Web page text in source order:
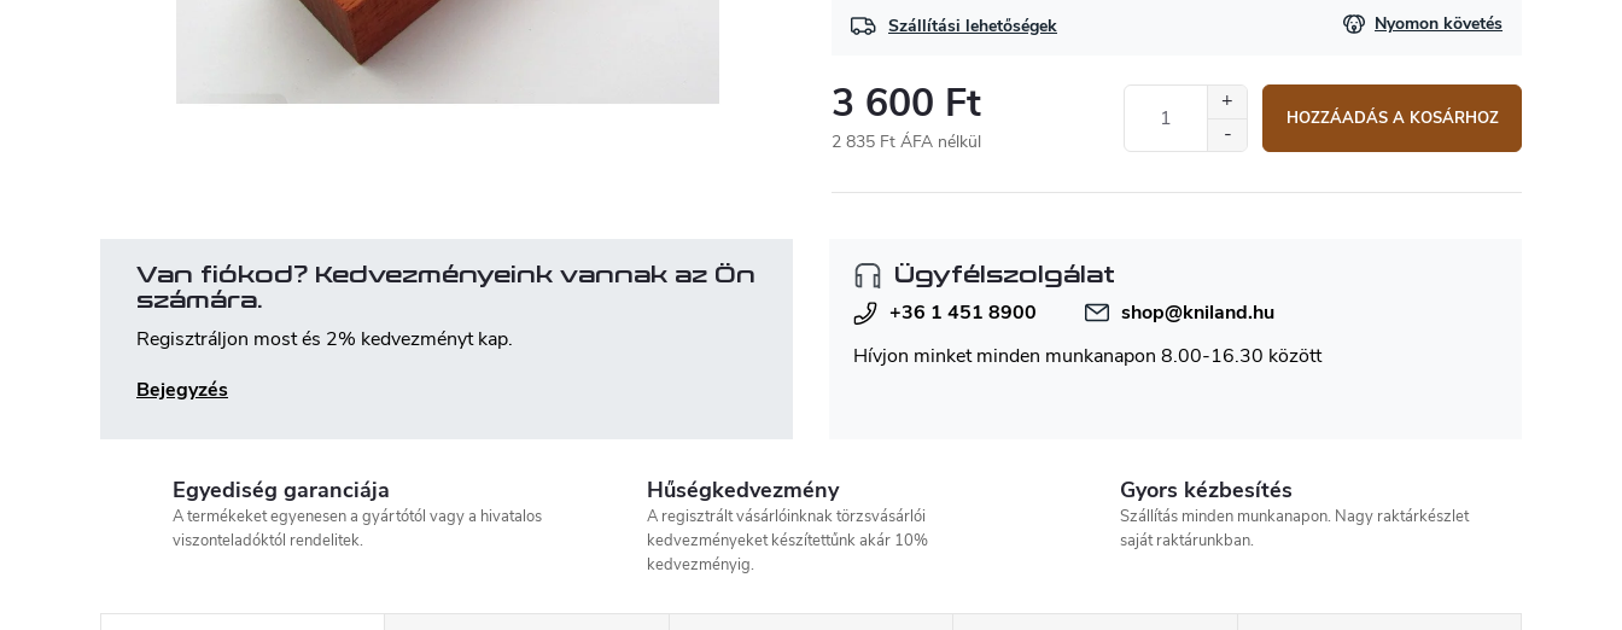
Szállítási lehetőségek Nyomon követés
3 600 Ft
2 835 Ft ÁFA nélkül
HOZZÁADÁS A KOSÁRHOZ
Van fiókod? Kedvezményeink vannak az Ön
számára.
Regisztráljon most és 2% kedvezményt kap.
Bejegyzés
Ügyfélszolgálat
+36 1 451 8900
shop@kniland.hu
Hívjon minket minden munkanapon 8.00-16.30 között
Egyediség garanciája
A termékeket egyenesen a gyártótól vagy a hivatalos
viszonteladóktól rendelitek.
Hűségkedvezmény
A regisztrált vásárlóinknak törzsvásárlói
kedvezményeket készítettűnk akár 10%
kedvezményig.
Gyors kézbesítés
Szállítás minden munkanapon. Nagy raktárkészlet
saját raktárunkban.